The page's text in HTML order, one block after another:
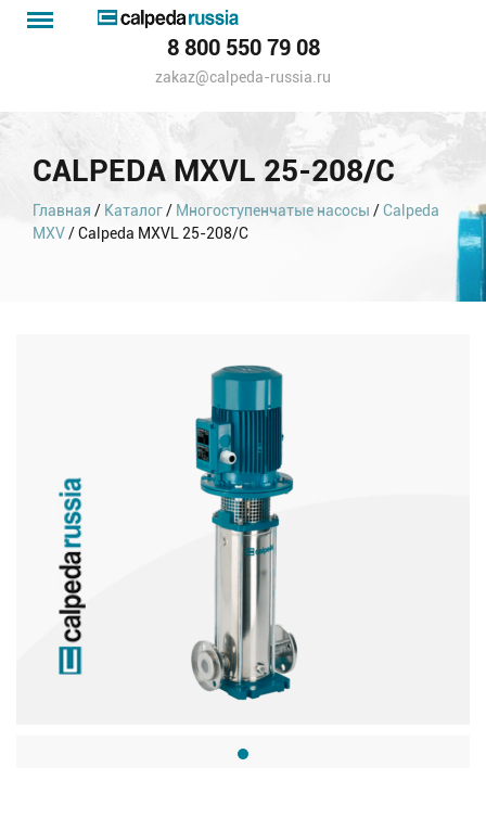
насосов
Menu
8 800 550 79 08
zakaz@calpeda-russia.ru
CALPEDA MXVL 25-208/C
Главная / Каталог/ Многоступенчатые насосы /Calpeda
MXV/ Calpeda MXVL 25-208/C